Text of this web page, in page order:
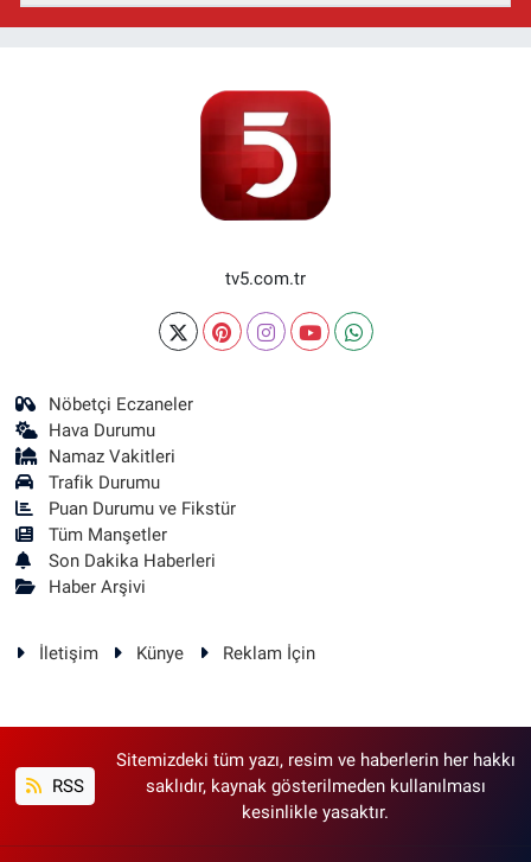
tv5.com.tr
Nöbetçi Eczaneler
Hava Durumu
Namaz Vakitleri
Trafik Durumu
Puan Durumu ve Fikstür
Tüm Manşetler
Son Dakika Haberleri
Haber Arşivi
İletişim Künye Reklam İçin
RSS
Sitemizdeki tüm yazı, resim ve haberlerin her hakkı
saklıdır, kaynak gösterilmeden kullanılması
kesinlikle yasaktır.